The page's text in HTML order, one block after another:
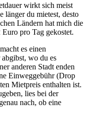
wirkt sich meist
länger du mietest, desto
Ländern hat mich die
pro Tag gekostet.
es einen
wo du es
anderen Stadt enden
Einweggebühr (Drop
Mietpreis enthalten ist.
lies bei der
nach, ob eine